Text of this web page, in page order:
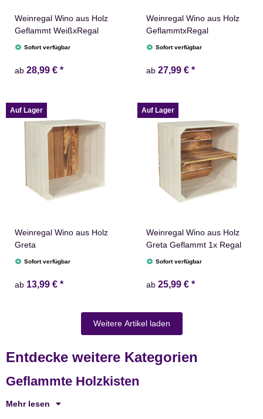
Weinregal Wino aus Holz
Geflammt WeißxRegal
Sofort verfügbar
ab 28,99 € *
Weinregal Wino aus Holz
GeflammtxRegal
Sofort verfügbar
ab 27,99 € *
Auf Lager
Weinregal Wino aus Holz
Greta
Sofort verfügbar
ab 13,99 € *
Auf Lager
Weinregal Wino aus Holz
Greta Geflammt 1x Regal
Sofort verfügbar
ab 25,99 € *
Weitere Artikel laden
Entdecke weitere Kategorien
Geflammte Holzkisten
Mehr lesen